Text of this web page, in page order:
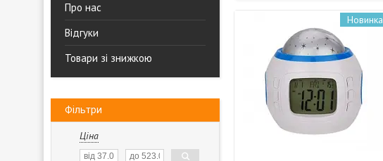
Про нас
Відгуки
Товари зі знижкою
Фільтри
Ціна
Новинка